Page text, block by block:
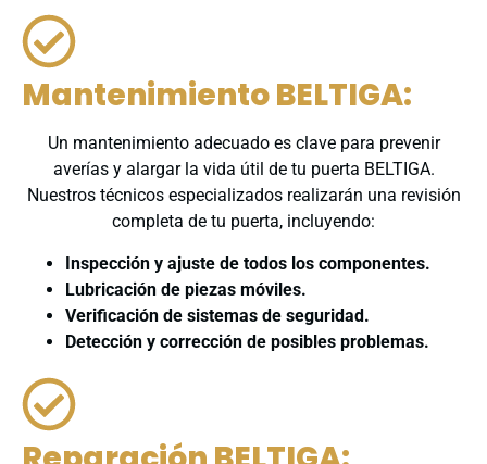
Mantenimiento BELTIGA:
Un mantenimiento adecuado es clave para prevenir
averías y alargar la vida útil de tu puerta BELTIGA.
Nuestros técnicos especializados realizarán una revisión
completa de tu puerta, incluyendo:
Inspección y ajuste de todos los componentes.
Lubricación de piezas móviles.
Verificación de sistemas de seguridad.
Detección y corrección de posibles problemas.